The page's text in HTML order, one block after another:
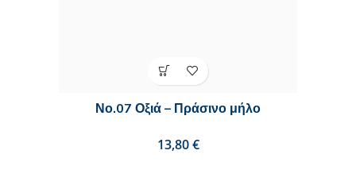
Νο.07 Οξιά – Πράσινο μήλο
€